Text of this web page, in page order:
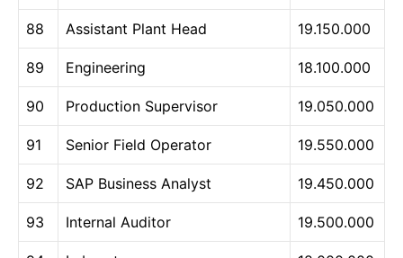
88 Assistant Plant Head 19.150.000
89 Engineering 18.100.000
90 Production Supervisor 19.050.000
91 Senior Field Operator 19.550.000
92 SAP Business Analyst 19.450.000
93 Internal Auditor 19.500.000